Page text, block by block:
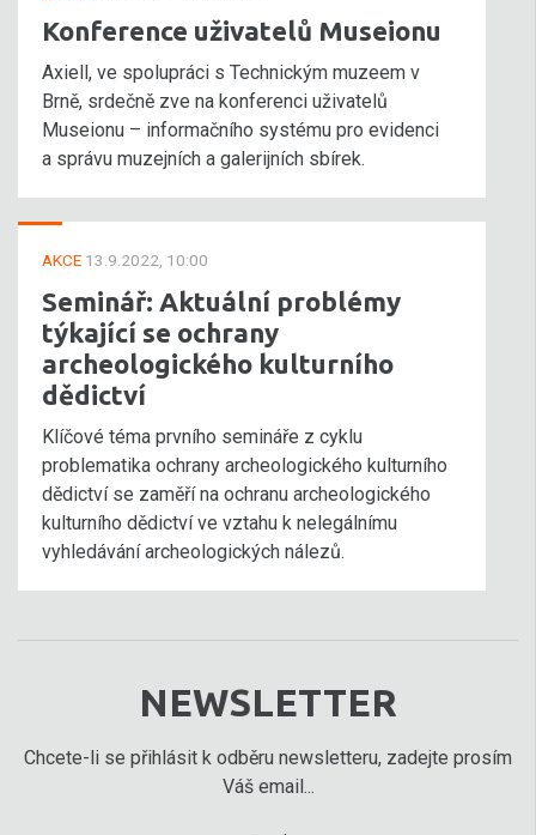
Konference uživatelů Museionu
Axiell, ve spolupráci s Technickým muzeem v
Brně, srdečně zve na konferenci uživatelů
Museionu – informačního systému pro evidenci
a správu muzejních a galerijních sbírek.
AKCE 13.9.2022, 10:00
Seminář: Aktuální problémy
týkající se ochrany
archeologického kulturního
dědictví
Klíčové téma prvního semináře z cyklu
problematika ochrany archeologického kulturního
dědictví se zaměří na ochranu archeologického
kulturního dědictví ve vztahu k nelegálnímu
vyhledávání archeologických nálezů.
NEWSLETTER
Chcete-li se přihlásit k odběru newsletteru, zadejte prosím
Váš email...